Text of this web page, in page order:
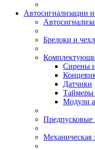
Автосигнализации и
Брелоки и
Сирены
Датчики
Таймеры
Модули
Предпусковые
Механическая